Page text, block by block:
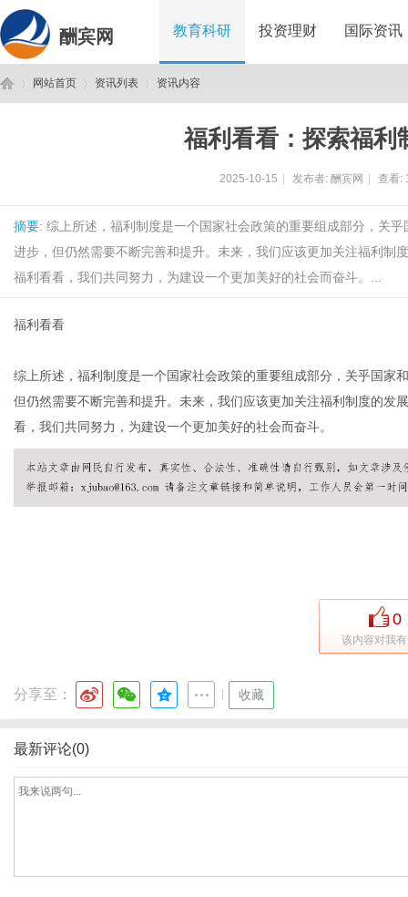
酬宾网 教育科研 投资理财 国际资讯
网站首页 资讯列表 资讯内容
福利看看：探索福利
2025-10-15 发布者: 酬宾网 查看:
摘要: 综上所述，福利制度是一个国家社会政策的重要组成部分，关
进步，但仍然需要不断完善和提升。未来，我们应该更加关注福利制
福利看看，我们共同努力，为建设一个更加美好的社会而奋斗。...
福利看看
综上所述，福利制度是一个国家社会政策的重要组成部分，关乎国家
但仍然需要不断完善和提升。未来，我们应该更加关注福利制度的发
看，我们共同努力，为建设一个更加美好的社会而奋斗。
0
该内容对我
分享至： 收藏
最新评论(0)